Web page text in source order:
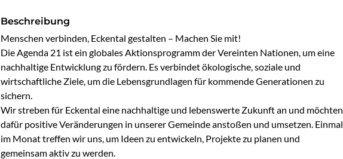
Beschreibung
Menschen verbinden, Eckental gestalten – Machen Sie mit!
Die Agenda 21 ist ein globales Aktionsprogramm der Vereinten Nationen, um eine
nachhaltige Entwicklung zu fördern. Es verbindet ökologische, soziale und
wirtschaftliche Ziele, um die Lebensgrundlagen für kommende Generationen zu
sichern.
Wir streben für Eckental eine nachhaltige und lebenswerte Zukunft an und möchten
dafür positive Veränderungen in unserer Gemeinde anstoßen und umsetzen. Einmal
im Monat treffen wir uns, um Ideen zu entwickeln, Projekte zu planen und
gemeinsam aktiv zu werden.